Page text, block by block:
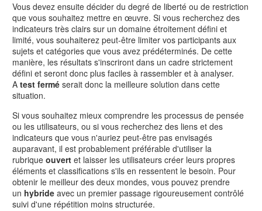
Vous devez ensuite décider du degré de liberté ou de restriction
que vous souhaitez mettre en œuvre. Si vous recherchez des
indicateurs très clairs sur un domaine étroitement défini et
limité, vous souhaiterez peut-être limiter vos participants aux
sujets et catégories que vous avez prédéterminés. De cette
manière, les résultats s'inscriront dans un cadre strictement
défini et seront donc plus faciles à rassembler et à analyser.
A test fermé serait donc la meilleure solution dans cette
situation.
Si vous souhaitez mieux comprendre les processus de pensée
ou les utilisateurs, ou si vous recherchez des liens et des
indicateurs que vous n'auriez peut-être pas envisagés
auparavant, il est probablement préférable d'utiliser la
rubrique ouvert et laisser les utilisateurs créer leurs propres
éléments et classifications s'ils en ressentent le besoin. Pour
obtenir le meilleur des deux mondes, vous pouvez prendre
un hybride avec un premier passage rigoureusement contrôlé
suivi d'une répétition moins structurée.